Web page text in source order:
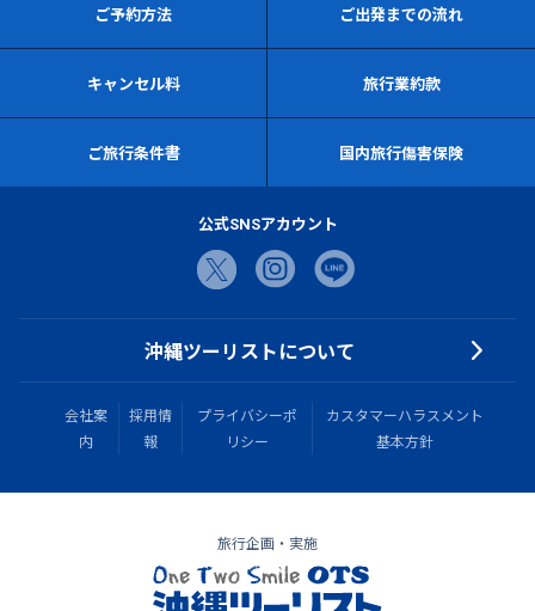
ご予約方法 ご出発までの流れ
キャンセル料 旅行業約款
ご旅行条件書 国内旅行傷害保険
公式SNSアカウント
沖縄ツーリストについて
会社案
内
採用情
報
プライバシーポ
リシー
カスタマーハラスメント
基本方針
旅行企画・実施